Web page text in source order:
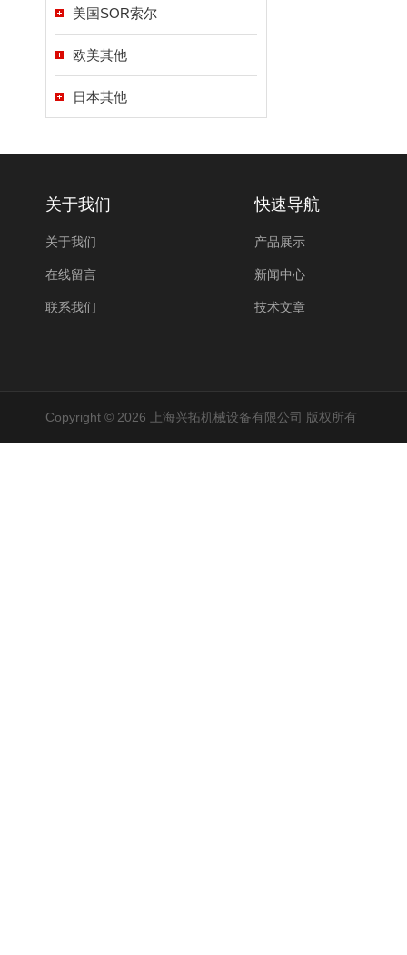
美国SOR索尔
欧美其他
日本其他
关于我们
关于我们
在线留言
联系我们
快速导航
产品展示
新闻中心
技术文章
Copyright © 2026 上海兴拓机械设备有限公司 版权所有